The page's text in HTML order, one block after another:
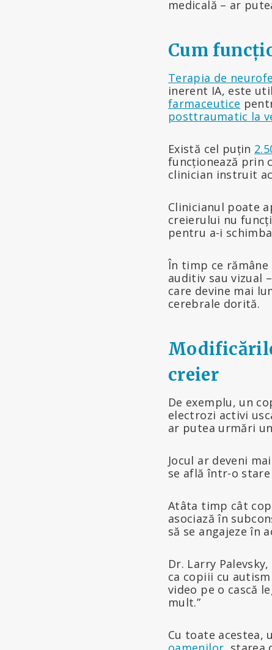
medicală – ar
Cum
Terapia de
inerent IA, este
farmaceutice
posttraumatic la
Există cel puțin
funcționează prin
clinician instruit
Clinicianul poate
creierului nu
pentru a-i
În timp ce
auditiv sau vizual
care devine mai
cerebrale dorită.
creier
De exemplu, un
electrozi activi
ar putea urmări
Jocul ar deveni
se află într-o stare
Atâta timp cât
asociază în
să se angajeze în
Dr. Larry
ca copiii cu
video pe o cască
mult.”
Cu toate acestea,